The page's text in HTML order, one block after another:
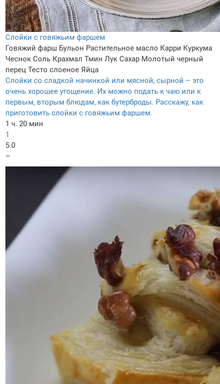
Слойки с говяжьим фаршем
Говяжий фарш Бульон Растительное масло Карри Куркума
Чеснок Соль Крахмал Тмин Лук Сахар Молотый черный
перец Тесто слоеное Яйца
Слойки со сладкой начинкой или мясной, сырной – это
очень хорошее угощение. Их можно подать к чаю или к
первым, вторым блюдам, как бутерброды. Расскажу, как
приготовить слойки с говяжьим фаршем.
1 ч. 20 мин
1
5.0
–